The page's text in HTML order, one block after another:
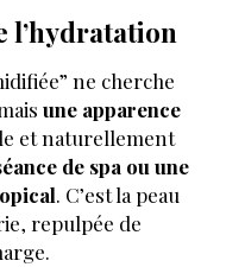
l’hydratation
ne cherche
une apparence
et naturellement
de spa ou une
. C’est la peau
repulpée de